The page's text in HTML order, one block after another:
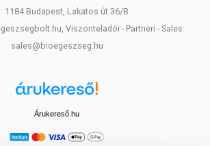
1184 Budapest, Lakatos út 36/B
Viszonteladói - Partneri - Sales:
sales@bioegeszseg.hu
Árukereső.hu